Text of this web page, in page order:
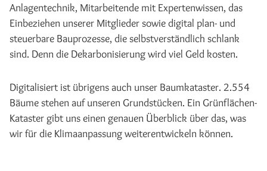
Anlagentechnik, Mitarbeitende mit Expertenwissen, das
Einbeziehen unserer Mitglieder sowie digital plan- und
steuerbare Bauprozesse, die selbstverständlich schlank
sind. Denn die Dekarbonisierung wird viel Geld kosten.
Digitalisiert ist übrigens auch unser Baumkataster. 2.554
Bäume stehen auf unseren Grundstücken. Ein Grünflächen-
Kataster gibt uns einen genauen Überblick über das, was
wir für die Klimaanpassung weiterentwickeln können.